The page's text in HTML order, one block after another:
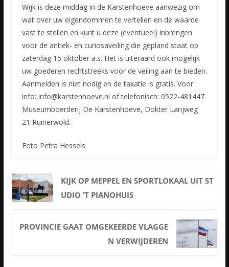
Wijk is deze middag in de Karstenhoeve aanwezig om
wat over uw eigendommen te vertellen en de waarde
vast te stellen en kunt u deze (eventueel) inbrengen
voor de antiek- en curiosaveiling die gepland staat op
zaterdag 15 oktober a.s. Het is uiteraard ook mogelijk
uw goederen rechtstreeks voor de veiling aan te bieden.
Aanmelden is niet nodig en de taxatie is gratis. Voor
info: info@karstenhoeve.nl of telefonisch: 0522-481447.
Museumboerderij De Karstenhoeve, Dokter Larijweg
21 Ruinerwold.
Foto Petra Hessels
KIJK OP MEPPEL EN SPORTLOKAAL UIT ST
UDIO ’T PIANOHUIS
PROVINCIE GAAT OMGEKEERDE VLAGGE
N VERWIJDEREN